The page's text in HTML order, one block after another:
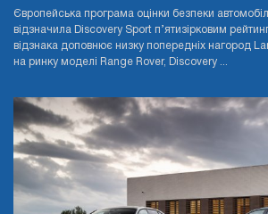
Європейська програма оцінки безпеки
відзначила Discovery Sport п’ятизірковим
відзнака доповнює низку попередніх нагород
на ринку моделі Range Rover, Discovery ...